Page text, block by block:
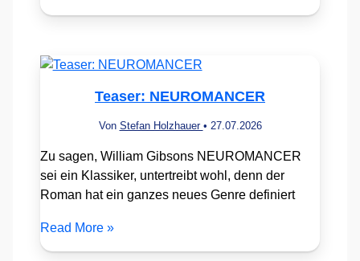
Teaser: NEUROMANCER
Von Stefan Holzhauer • 27.07.2026
Zu sagen, William Gibsons NEUROMANCER
sei ein Klassiker, untertreibt wohl, denn der
Roman hat ein ganzes neues Genre definiert
Read More »